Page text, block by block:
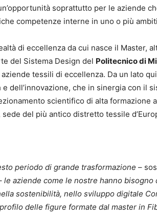
soprattutto per le aziende
competenze interne in uno o più
di eccellenza da cui nasce il Master,
del Sistema Design del Politecnico di
tessili di eccellenza. Da un lato
e dell’innovazione, che in sinergia con il
scientifico di alta formazione
sede del più antico distretto tessile
periodo di grande trasformazione –
le aziende come le nostre hanno
sostenibilità, nello sviluppo digitale
delle figure formate dal master in